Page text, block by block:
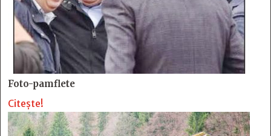
Foto-pamflete
Citește!